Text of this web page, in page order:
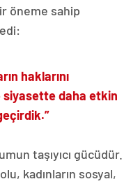
öneme sahip
haklarını
siyasette daha etkin
taşıyıcı gücüdür.
kadınların sosyal,